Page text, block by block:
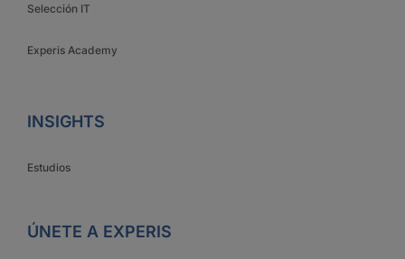
Selección IT
Experis Academy
INSIGHTS
Estudios
ÚNETE A EXPERIS